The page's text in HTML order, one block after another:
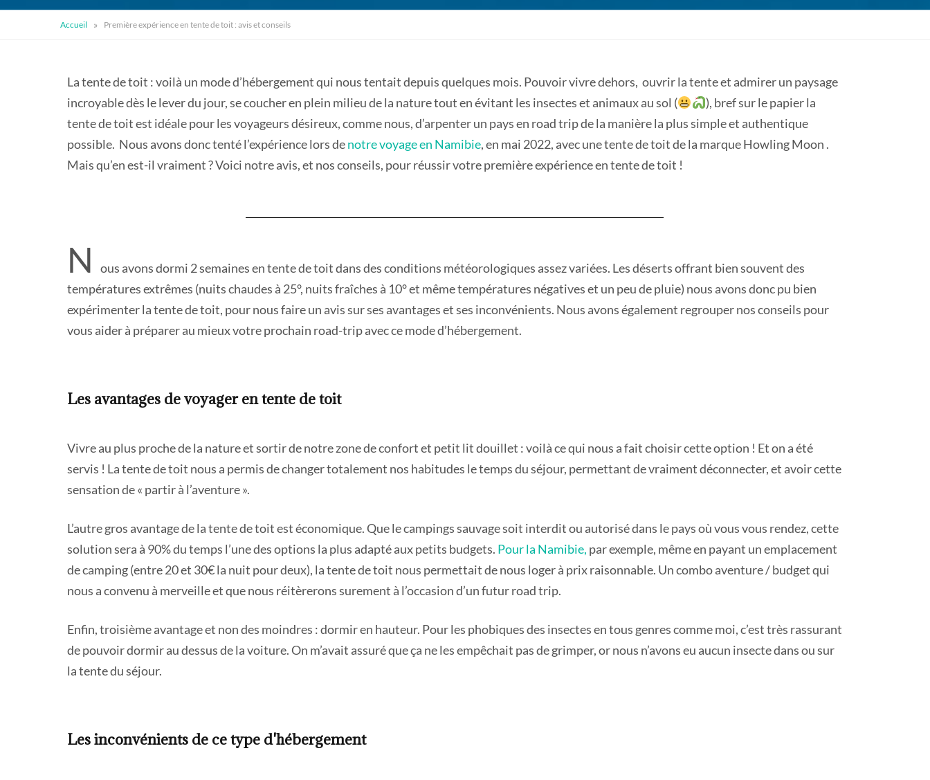
Accueil » Première expérience en tente de toit : avis et conseils
La tente de toit : voilà un mode d’hébergement qui nous tentait depuis quelques mois. Pouvoir vivre dehors, ouvrir la tente et admirer un paysage
incroyable dès le lever du jour, se coucher en plein milieu de la nature tout en évitant les insectes et animaux au sol (
), bref sur le papier la
tente de toit est idéale pour les voyageurs désireux, comme nous, d’arpenter un pays en road trip de la manière la plus simple et authentique
possible. Nous avons donc tenté l’expérience lors denotre voyage en Namibie, en mai 2022, avec une tente de toit de la marque Howling Moon .
Mais qu’en est-il vraiment ? Voici notre avis, et nos conseils, pour réussir votre première expérience en tente de toit !
N
ous avons dormi 2 semaines en tente de toit dans des conditions météorologiques assez variées. Les déserts offrant bien souvent des
températures extrêmes (nuits chaudes à 25°, nuits fraîches à 10° et même températures négatives et un peu de pluie) nous avons donc pu bien
expérimenter la tente de toit, pour nous faire un avis sur ses avantages et ses inconvénients. Nous avons également regrouper nos conseils pour
vous aider à préparer au mieux votre prochain road-trip avec ce mode d’hébergement.
Les avantages de voyager en tente de toit
Vivre au plus proche de la nature et sortir de notre zone de confort et petit lit douillet : voilà ce qui nous a fait choisir cette option ! Et on a été
servis ! La tente de toit nous a permis de changer totalement nos habitudes le temps du séjour, permettant de vraiment déconnecter, et avoir cette
sensation de « partir à l’aventure ».
L’autre gros avantage de la tente de toit est économique. Que le campings sauvage soit interdit ou autorisé dans le pays où vous vous rendez, cette
solution sera à 90% du temps l’une des options la plus adapté aux petits budgets. Pour la Namibie, par exemple, même en payant un emplacement
de camping (entre 20 et 30€ la nuit pour deux), la tente de toit nous permettait de nous loger à prix raisonnable. Un combo aventure / budget qui
nous a convenu à merveille et que nous réitèrerons surement à l’occasion d’un futur road trip.
Enfin, troisième avantage et non des moindres : dormir en hauteur. Pour les phobiques des insectes en tous genres comme moi, c’est très rassurant
de pouvoir dormir au dessus de la voiture. On m’avait assuré que ça ne les empêchait pas de grimper, or nous n’avons eu aucun insecte dans ou sur
la tente du séjour.
Les inconvénients de ce type d'hébergement